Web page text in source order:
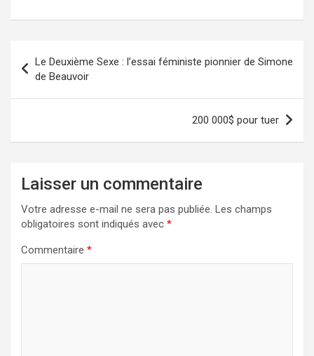
de
l’article
Le Deuxième Sexe : l’essai féministe pionnier de Simone
de Beauvoir
200 000$ pour tuer
Laisser un commentaire
Votre adresse e-mail ne sera pas publiée. Les champs
obligatoires sont indiqués avec *
Commentaire *